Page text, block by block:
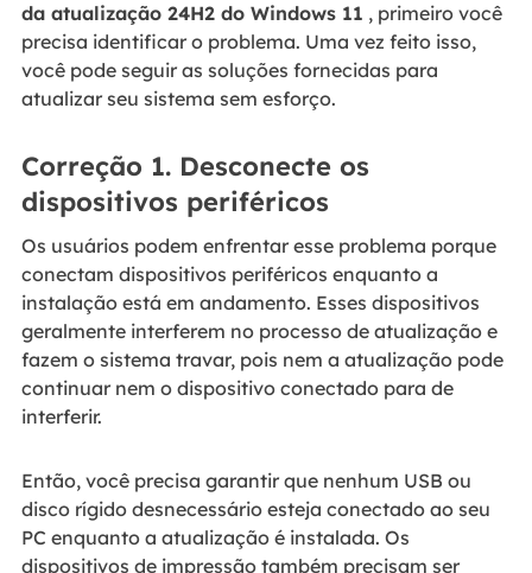
da atualização 24H2 do Windows 11 , primeiro você
precisa identificar o problema. Uma vez feito isso,
você pode seguir as soluções fornecidas para
atualizar seu sistema sem esforço.
Correção 1. Desconecte os
dispositivos periféricos
Os usuários podem enfrentar esse problema porque
conectam dispositivos periféricos enquanto a
instalação está em andamento. Esses dispositivos
geralmente interferem no processo de atualização e
fazem o sistema travar, pois nem a atualização pode
continuar nem o dispositivo conectado para de
interferir.
Então, você precisa garantir que nenhum USB ou
disco rígido desnecessário esteja conectado ao seu
PC enquanto a atualização é instalada. Os
dispositivos de impressão também precisam ser